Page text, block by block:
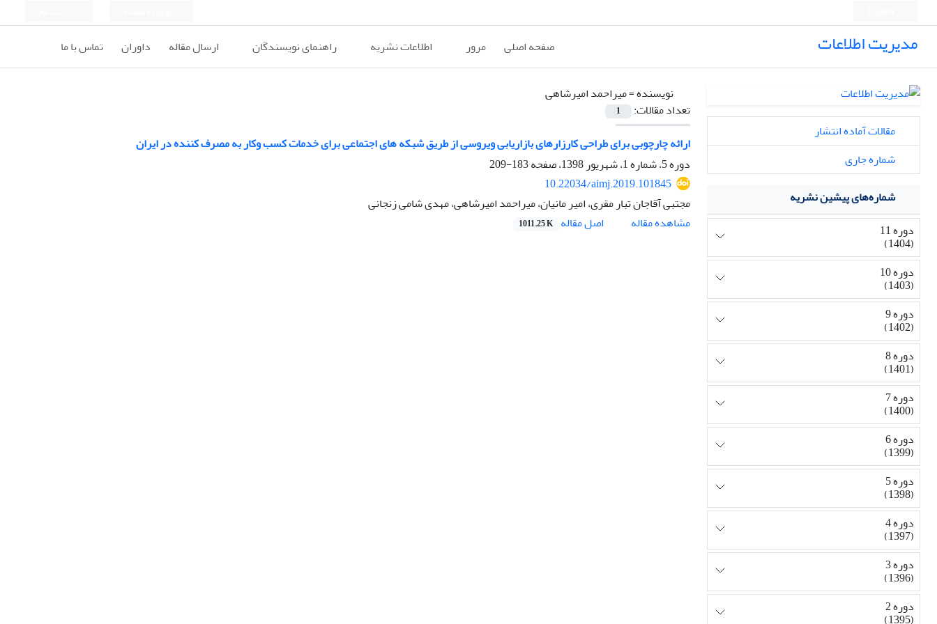
مدیریت اطلاعات صفحه اصلی مرور اطلاعات نشریه راهنمای نویسندگان ارسال مقاله داوران تماس با ما
نویسنده =میراحمد امیرشاهی
تعداد مقالات:
1
ارائه چارچوبی برای طراحی کارزارهای بازاریابی ویروسی از طریق شبکه های اجتماعی برای خدمات کسب وکار به مصرف کننده در ایران
دوره 5، شماره 1، شهریور 1398، صفحه
183-209
10.22034/aimj.2019.101845
مجتبی آقاجان تبار مقری، امیر مانیان، میراحمد امیرشاهی، مهدی شامی زنجانی
مشاهده مقاله
اصل مقاله 1011.25 K
مقالات آماده انتشار
شماره جاری
شماره‌های پیشین نشریه
دوره 11
(1404)
دوره 10
(1403)
دوره 9
(1402)
دوره 8
(1401)
دوره 7
(1400)
دوره 6
(1399)
دوره 5
(1398)
دوره 4
(1397)
دوره 3
(1396)
دوره 2